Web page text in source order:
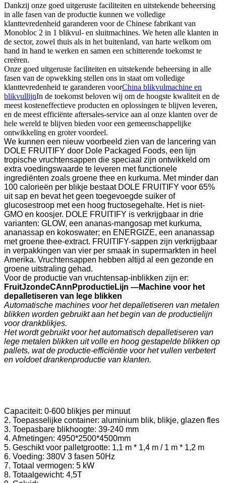
Dankzij onze goed uitgeruste faciliteiten en uitstekende beheersing
in alle fasen van de productie kunnen we volledige
klanttevredenheid garanderen voor de Chinese fabrikant van
Monobloc 2 in 1 blikvul- en sluitmachines. We heten alle klanten in
de sector, zowel thuis als in het buitenland, van harte welkom om
hand in hand te werken en samen een schitterende toekomst te
creëren.
Onze goed uitgeruste faciliteiten en uitstekende beheersing in alle
fasen van de opwekking stellen ons in staat om volledige
klanttevredenheid te garanderen voorChina blikvulmachine en
blikvullijnIn de toekomst beloven wij om de hoogste kwaliteit en de
meest kosteneffectieve producten en oplossingen te blijven leveren,
en de meest efficiënte aftersales-service aan al onze klanten over de
hele wereld te blijven bieden voor een gemeenschappelijke
ontwikkeling en groter voordeel.
We kunnen een nieuw voorbeeld zien van de lancering van
DOLE FRUITIFY door Dole Packaged Foods, een lijn
tropische vruchtensappen die speciaal zijn ontwikkeld om
extra voedingswaarde te leveren met functionele
ingrediënten zoals groene thee en kurkuma. Met minder dan
100 calorieën per blikje bestaat DOLE FRUITIFY voor 65%
uit sap en bevat het geen toegevoegde suiker of
glucosestroop met een hoog fructosegehalte. Het is niet-
GMO en koosjer. DOLE FRUITIFY is verkrijgbaar in drie
varianten: GLOW, een ananas-mangosap met kurkuma,
ananassap en kokoswater; en ENERGIZE, een ananassap
met groene thee-extract. FRUITIFY-sappen zijn verkrijgbaar
in verpakkingen van vier per smaak in supermarkten in heel
Amerika. Vruchtensappen hebben altijd al een gezonde en
groene uitstraling gehad.
Voor de productie van vruchtensap-inblikken zijn er:
FruitJzondeCAnn PproductieLijn —Machine voor het
depalletiseren van lege blikken
Automatische machines voor het depalletiseren van metalen
blikken worden gebruikt aan het begin van de productielijn
voor drankblikjes.
Het wordt gebruikt voor het automatisch depalletiseren van
lege metalen blikken uit volle en hoog gestapelde blikken op
pallets, wat de productie-efficiëntie voor het vullen verbetert
en voldoet drankenproductie van klanten.
Capaciteit: 0-600 blikjes per minuut
2. Toepasselijke container: aluminium blik, blikje, glazen fles
3. Toepasbare blikhoogte: 39-240 mm
4. Afmetingen: 4950*2500*4500mm
5. Geschikt voor palletgrootte: 1,1 m * 1,4 m / 1 m * 1,2 m
6. Voeding: 380V 3 fasen 50Hz
7. Totaal vermogen: 5 kW
8. Totaalgewicht: 4,5T